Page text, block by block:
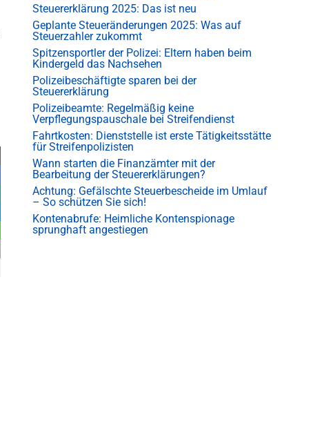
Steuererklärung 2025: Das ist neu
Geplante Steueränderungen 2025: Was auf
Steuerzahler zukommt
Spitzensportler der Polizei: Eltern haben beim
Kindergeld das Nachsehen
Polizeibeschäftigte sparen bei der
Steuererklärung
Polizeibeamte: Regelmäßig keine
Verpflegungspauschale bei Streifendienst
Fahrtkosten: Dienststelle ist erste Tätigkeitsstätte
für Streifenpolizisten
Wann starten die Finanzämter mit der
Bearbeitung der Steuererklärungen?
Achtung: Gefälschte Steuerbescheide im Umlauf
– So schützen Sie sich!
Kontenabrufe: Heimliche Kontenspionage
sprunghaft angestiegen